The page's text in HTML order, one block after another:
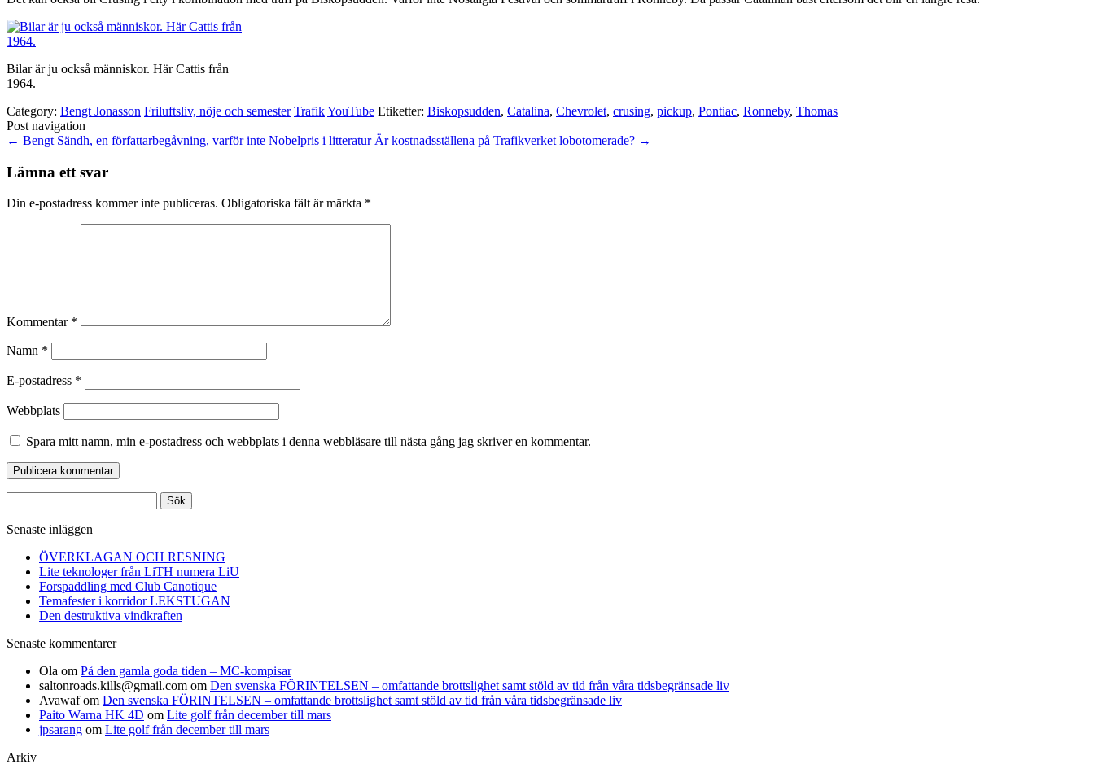
Bilar är ju också människor. Här Cattis från
1964.
Category: Bengt Jonasson Friluftsliv, nöje och semester TrafikYouTube Etiketter: Biskopsudden, Catalina, Chevrolet, crusing, pickup, Pontiac, Ronneby, Thomas
Post navigation
← Bengt Sändh, en författarbegåvning, varför inte Nobelpris i litteratur Är kostnadsställena på Trafikverket lobotomerade? →
Lämna ett svar
Din e-postadress kommer inte publiceras. Obligatoriska fält är märkta *
Kommentar *
Namn *
E-postadress *
Webbplats
Spara mitt namn, min e-postadress och webbplats i denna webbläsare till nästa gång jag skriver en kommentar.
efter:
Senaste inläggen
ÖVERKLAGAN OCH RESNING
Lite teknologer från LiTH numera LiU
Forspaddling med Club Canotique
Temafester i korridor LEKSTUGAN
Den destruktiva vindkraften
Senaste kommentarer
Ola om På den gamla goda tiden – MC-kompisar
saltonroads.kills@gmail.com om Den svenska FÖRINTELSEN – omfattande brottslighet samt stöld av tid från våra tidsbegränsade liv
Avawafom Den svenska FÖRINTELSEN – omfattande brottslighet samt stöld av tid från våra tidsbegränsade liv
Paito Warna HK 4D om Lite golf från december till mars
jpsarang om Lite golf från december till mars
Arkiv